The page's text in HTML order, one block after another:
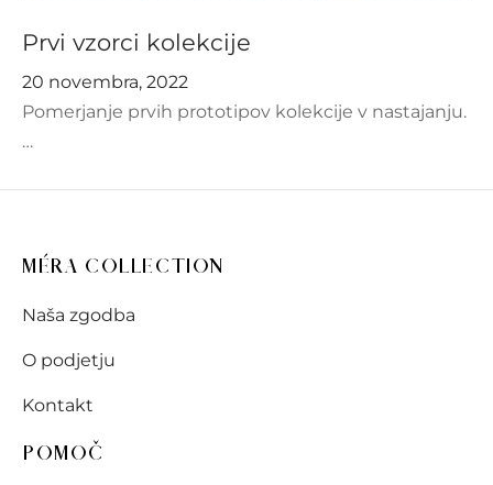
Prvi vzorci kolekcije
20 novembra, 2022
Pomerjanje prvih prototipov kolekcije v nastajanju.
…
MÉRA COLLECTION
Naša zgodba
O podjetju
Kontakt
POMOČ